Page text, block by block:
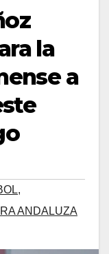
la
a
,
ANDALUZA